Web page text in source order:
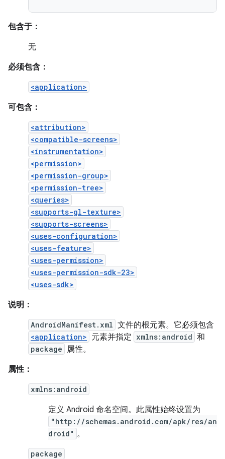
包含于：
无
必须包含：
<application>
可包含：
<attribution>
<compatible-screens>
<instrumentation>
<permission>
<permission-group>
<permission-tree>
<queries>
<supports-gl-texture>
<supports-screens>
<uses-configuration>
<uses-feature>
<uses-permission>
<uses-permission-sdk-23>
<uses-sdk>
说明：
AndroidManifest.xml 文件的根元素。它必须包含
<application> 元素并指定 xmlns:android 和
package 属性。
属性：
xmlns:android
定义 Android 命名空间。此属性始终设置为
"http://schemas.android.com/apk/res/an
droid" 。
package